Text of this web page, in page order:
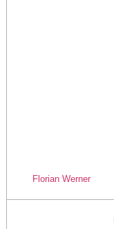
Florian Werner